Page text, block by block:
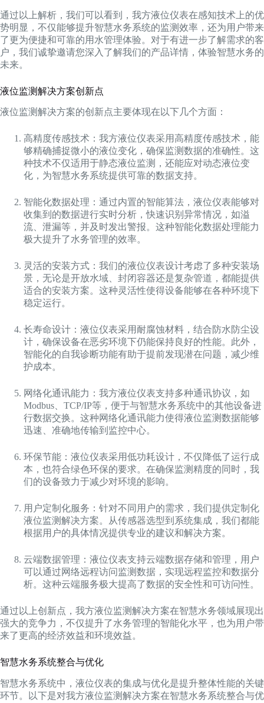
通过以上解析，我们可以看到，我方液位仪表在感知技术上的优
势明显，不仅能够提升智慧水务系统的监测效率，还为用户带来
了更为便捷和可靠的用水管理体验。对于有进一步了解需求的客
户，我们诚挚邀请您深入了解我们的产品详情，体验智慧水务的
未来。
液位监测解决方案创新点
液位监测解决方案的创新点主要体现在以下几个方面：
高精度传感技术：我方液位仪表采用高精度传感技术，能
够精确捕捉微小的液位变化，确保监测数据的准确性。这
种技术不仅适用于静态液位监测，还能应对动态液位变
化，为智慧水务系统提供可靠的数据支持。
智能化数据处理：通过内置的智能算法，液位仪表能够对
收集到的数据进行实时分析，快速识别异常情况，如溢
流、泄漏等，并及时发出警报。这种智能化数据处理能力
极大提升了水务管理的效率。
灵活的安装方式：我们的液位仪表设计考虑了多种安装场
景，无论是开放水域、封闭容器还是复杂管道，都能提供
适合的安装方案。这种灵活性使得设备能够在各种环境下
稳定运行。
长寿命设计：液位仪表采用耐腐蚀材料，结合防水防尘设
计，确保设备在恶劣环境下仍能保持良好的性能。此外，
智能化的自我诊断功能有助于提前发现潜在问题，减少维
护成本。
网络化通讯能力：我方液位仪表支持多种通讯协议，如
Modbus、TCP/IP等，便于与智慧水务系统中的其他设备进
行数据交换。这种网络化通讯能力使得液位监测数据能够
迅速、准确地传输到监控中心。
环保节能：液位仪表采用低功耗设计，不仅降低了运行成
本，也符合绿色环保的要求。在确保监测精度的同时，我
们的设备致力于减少对环境的影响。
用户定制化服务：针对不同用户的需求，我们提供定制化
液位监测解决方案。从传感器选型到系统集成，我们都能
根据用户的具体情况提供专业的建议和解决方案。
云端数据管理：液位仪表支持云端数据存储和管理，用户
可以通过网络远程访问监测数据，实现远程监控和数据分
析。这种云端服务极大提高了数据的安全性和可访问性。
通过以上创新点，我方液位监测解决方案在智慧水务领域展现出
强大的竞争力，不仅提升了水务管理的智能化水平，也为用户带
来了更高的经济效益和环境效益。
智慧水务系统整合与优化
智慧水务系统中，液位仪表的集成与优化是提升整体性能的关键
环节。以下是对我方液位监测解决方案在智慧水务系统整合与优